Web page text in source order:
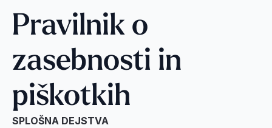
Pravilnik o
zasebnosti in
piškotkih
SPLOŠNA DEJSTVA